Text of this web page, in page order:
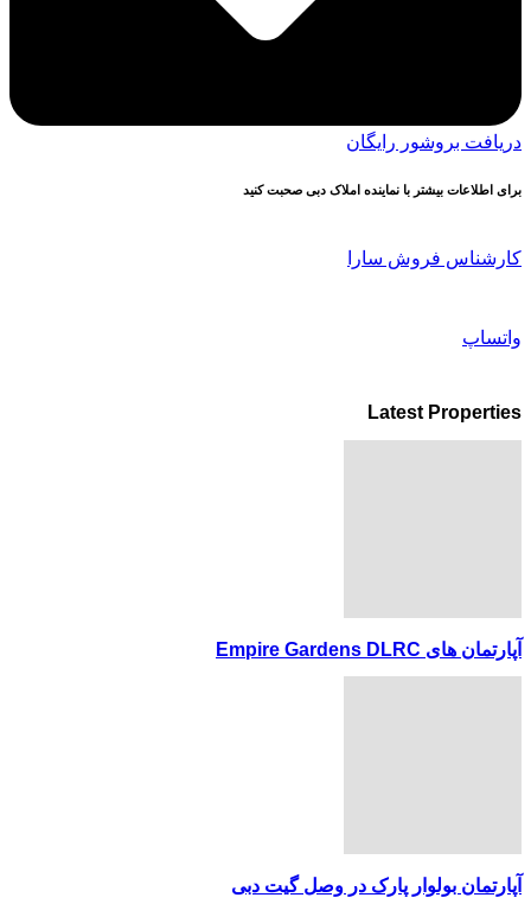
دریافت بروشور رایگان
برای اطلاعات بیشتر با نماینده املاک دبی صحبت کنید
کارشناس فروش سارا
واتساپ
Latest Properties
آپارتمان های Empire Gardens DLRC
آپارتمان بولوار پارک در وصل گیت دبی